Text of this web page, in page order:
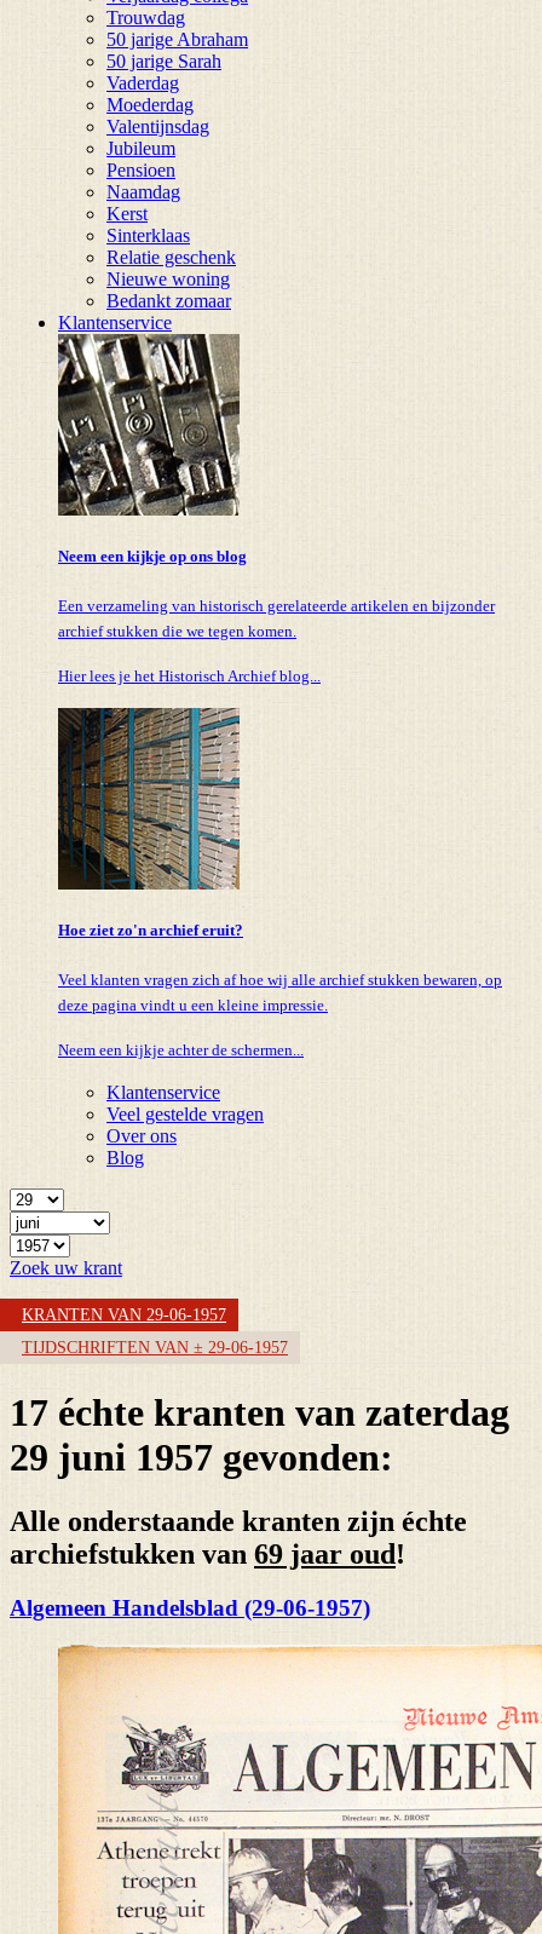
Trouwdag
50 jarige Abraham
50 jarige Sarah
Vaderdag
Moederdag
Valentijnsdag
Jubileum
Pensioen
Naamdag
Kerst
Sinterklaas
Relatie geschenk
Nieuwe woning
Bedankt zomaar
Klantenservice
Neem een kijkje op ons blog
Een verzameling van historisch gerelateerde artikelen en bijzonder
archief stukken die we tegen komen.
Hier lees je het Historisch Archief blog...
Hoe ziet zo'n archief eruit?
Veel klanten vragen zich af hoe wij alle archief stukken bewaren, op
deze pagina vindt u een kleine impressie.
Neem een kijkje achter de schermen...
Klantenservice
Veel gestelde vragen
Over ons
Blog
Zoek uw krant
KRANTEN VAN 29-06-1957
TIJDSCHRIFTEN VAN ± 29-06-1957
17 échte kranten van zaterdag
29 juni 1957 gevonden:
Alle onderstaande kranten zijn échte
archiefstukken van 69 jaar oud !
Algemeen Handelsblad (29-06-1957)